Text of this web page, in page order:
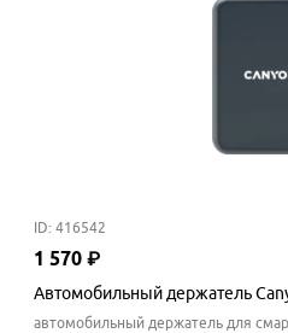
ID: 416542
1 570 ₽
Автомобильный держатель
автомобильный держатель для